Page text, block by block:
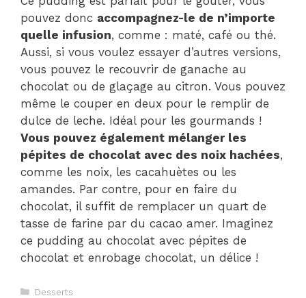
pouvez donc accompagnez-le de n’importe
quelle infusion, comme : maté, café ou thé.
Aussi, si vous voulez essayer d’autres versions,
vous pouvez le recouvrir de ganache au
chocolat ou de glaçage au citron. Vous pouvez
même le couper en deux pour le remplir de
dulce de leche. Idéal pour les gourmands !
Vous pouvez également mélanger les
pépites de chocolat avec des noix hachées,
comme les noix, les cacahuètes ou les
amandes. Par contre, pour en faire du
chocolat, il suffit de remplacer un quart de
tasse de farine par du cacao amer. Imaginez
ce pudding au chocolat avec pépites de
chocolat et enrobage chocolat, un délice !
Catégories
Desserts